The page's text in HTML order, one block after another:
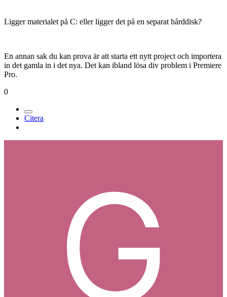
Ligger materialet på C: eller ligger det på en separat hårddisk?
En annan sak du kan prova är att starta ett nytt project och importera
in det gamla in i det nya. Det kan ibland lösa div problem i Premiere
Pro.
0
Citera